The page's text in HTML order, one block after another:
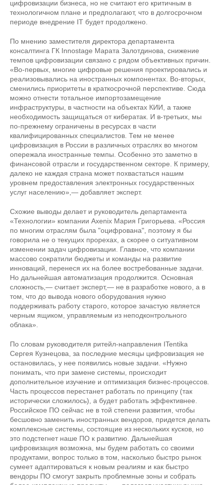
цифровизации бизнеса, но не считают его критичным в
технологичном плане и предполагают, что в долгосрочном
периоде внедрение IT будет продолжено.
По мнению заместителя директора департамента
консалтинга ГК Innostage Марата Залотдинова, снижение
темпов цифровизации связано с рядом объективных причин.
«Во-первых, многие цифровые решения проектировались и
реализовывались на иностранных компонентах. Во-вторых,
сменились приоритеты в краткосрочной перспективе. Сюда
можно отнести тотальное импортозамещение
инфраструктуры, в частности на объектах КИИ, а также
необходимость защищаться от кибератак. И в-третьих, мы
по-прежнему ограничены в ресурсах в части
квалифицированных специалистов. Тем не менее
цифровизация в России в различных отраслях во многом
опережала иностранные темпы. Особенно это заметно в
финансовой отрасли и государственном секторе. К примеру,
далеко не каждая страна может похвастаться нашим
уровнем предоставления электронных государственных
услуг населению»,— добавляет эксперт.
Схожие выводы делает и руководитель департамента
«Технологии» компании Axenix Мария Григорьева. «Россия
по многим отраслям была "оцифрована", поэтому я бы
говорила не о текущих прорехах, а скорее о ситуативном
изменении задач цифровизации. Главное, что компании
массово сократили бюджеты и команды на развитие
инноваций, перенеся их на более востребованные задачи.
Но дальнейшая автоматизация продолжится. Основная
сложность,— считает эксперт,— не в разработке нового, а в
том, что до вывода нового оборудования нужно
поддерживать работу старого, которое зачастую является
черным ящиком, управляемым из неподконтрольного
облака».
По словам руководителя ритейл-направления ITentika
Сергея Кузнецова, за последние месяцы цифровизация не
остановилась, у нее появились новые задачи. «Нужно
понимать, что при замене системы, происходит
дополнительное изучение и оптимизация бизнес-процессов.
Часть процессов перестанет работать по принципу (так
исторически сложилось), а будет работать эффективнее.
Российское ПО сейчас не в той степени развития, чтобы
бесшовно заменить иностранных вендоров, придется делать
комплексные системы, состоящие из нескольких кусков, но
это подстегнет наше ПО к развитию. Дальнейшая
цифровизация возможна, мы будем работать со своими
продуктами, вопрос только в том, насколько быстро рынок
сумеет адаптироваться к новым реалиям и как быстро
вендоры ПО смогут закрыть проблемные зоны и собрать